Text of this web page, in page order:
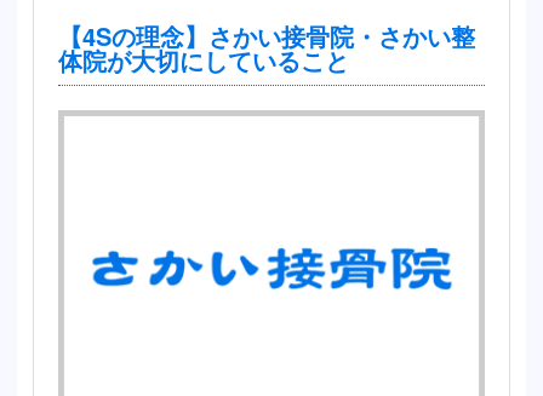
【4Sの理念】さかい接骨院・さかい整
体院が大切にしていること